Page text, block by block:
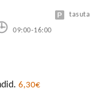
09:00-16:00
tasuta
6,30€